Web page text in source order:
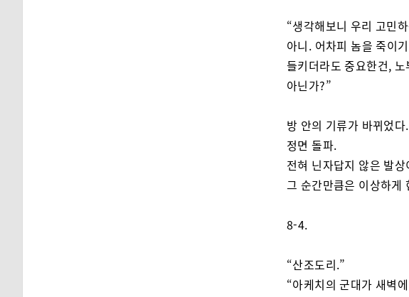
“생각해보니 우리 고민
아니. 어차피 놈을 죽이
들키더라도 중요한건,
아닌가?”
방 안의 기류가 바뀌었다.
정면 돌파.
전혀 닌자답지 않은 발상
그 순간만큼은 이상하게
8-4.
“산조도리.”
“아케치의 군대가 새벽